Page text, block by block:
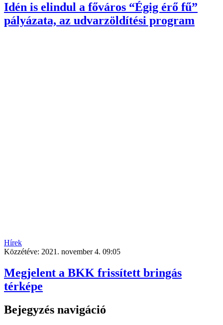
Idén is elindul a főváros “Égig érő fű”
pályázata, az udvarzöldítési program
Hírek
Közzétéve: 2021. november 4. 09:05
Megjelent a BKK frissített bringás
térképe
Bejegyzés navigáció